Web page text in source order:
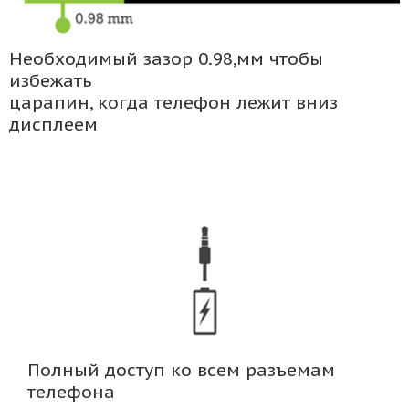
Необходимый зазор 0.98,мм чтобы
избежать
царапин, когда телефон лежит вниз
дисплеем
Полный доступ ко всем разъемам
телефона